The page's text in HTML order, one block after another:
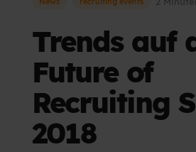
Trends auf
Future of
Recruiting
2018